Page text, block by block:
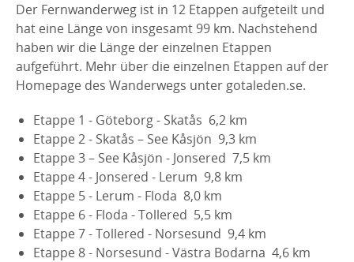
Der Fernwanderweg ist in 12 Etappen aufgeteilt und
hat eine Länge von insgesamt 99 km. Nachstehend
haben wir die Länge der einzelnen Etappen
aufgeführt. Mehr über die einzelnen Etappen auf der
Homepage des Wanderwegs unter gotaleden.se.
Etappe 1 - Göteborg - Skatås 6,2 km
Etappe 2 - Skatås – See Kåsjön 9,3 km
Etappe 3 – See Kåsjön - Jonsered 7,5 km
Etappe 4 - Jonsered - Lerum 9,8 km
Etappe 5 - Lerum - Floda 8,0 km
Etappe 6 - Floda - Tollered 5,5 km
Etappe 7 - Tollered - Norsesund 9,4 km
Etappe 8 - Norsesund - Västra Bodarna 4,6 km